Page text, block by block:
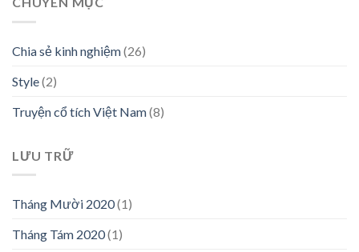
Chia sẻ kinh nghiệm(26)
Style(2)
Truyện cổ tích Việt Nam(8)
LƯU TRỮ
Tháng Mười 2020(1)
Tháng Tám 2020(1)